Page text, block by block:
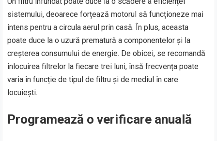
sistemului, deoarece forțează motorul să funcționeze mai
intens pentru a circula aerul prin casă. În plus, aceasta
poate duce la o uzură prematură a componentelor și la
creșterea consumului de energie. De obicei, se recomandă
înlocuirea filtrelor la fiecare trei luni, însă frecvența poate
varia în funcție de tipul de filtru și de mediul în care
locuiești.
Programează o verificare anuală